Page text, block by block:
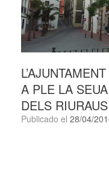
A PLE LA
DELS RIURAUS
Publicado el 28/04/